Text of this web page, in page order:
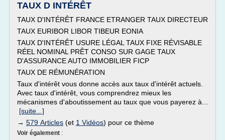
TAUX D INTÉRÊT
TAUX D'INTÉRÊT FRANCE ETRANGER TAUX DIRECTEUR
TAUX EURIBOR LIBOR TIBEUR EONIA
TAUX D'INTÉRÊT USURE LÉGAL TAUX FIXE RÉVISABLE
RÉEL NOMINAL PRÊT CONSO SUR GAGE TAUX
D'ASSURANCE AUTO IMMOBILIER FICP
TAUX DE RÉMUNÉRATION
Taux d'intérêt vous donne accès aux taux d'intérêt actuels.
Avec taux d'intérêt, vous comprendrez mieux les
mécanismes d'aboutissement au taux que vous payerez à...
[suite...]
→ 579 Articles (et 1 Vidéos) pour ce thème
Voir également :